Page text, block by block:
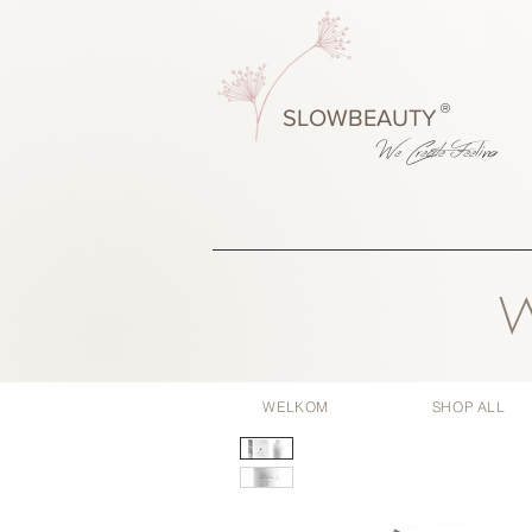
®
SLOWBEAUTY
We CreateFeeling
WELKOM SHOP ALL